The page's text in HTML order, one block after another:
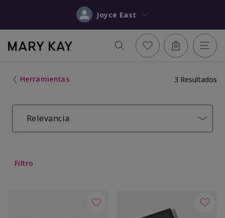
Joyce East
Herramientas 3 Resultados
Relevancia
Filtro